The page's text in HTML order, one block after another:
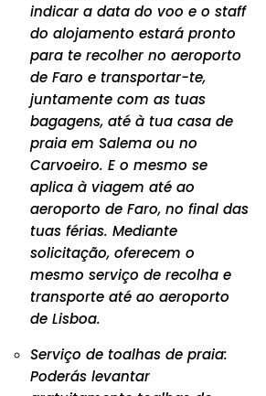
indicar a data do voo e o staff
do alojamento estará pronto
para te recolher no aeroporto
de Faro e transportar-te,
juntamente com as tuas
bagagens, até à tua casa de
praia em Salema ou no
Carvoeiro. E o mesmo se
aplica à viagem até ao
aeroporto de Faro, no final das
tuas férias. Mediante
solicitação, oferecem o
mesmo serviço de recolha e
transporte até ao aeroporto
de Lisboa.
Serviço de toalhas de praia:
Poderás levantar